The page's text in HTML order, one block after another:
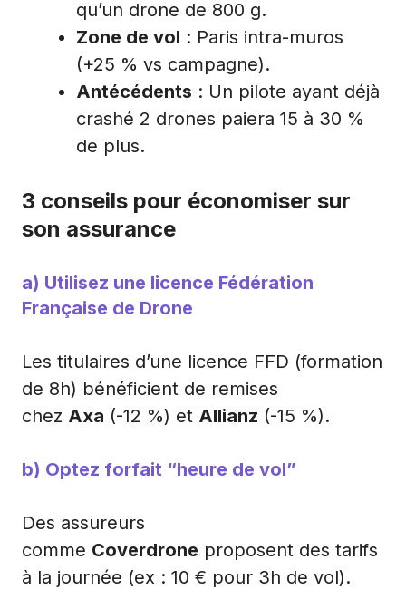
qu’un drone de 800 g.
Zone de vol : Paris intra-muros
(+25 % vs campagne).
Antécédents : Un pilote ayant déjà
crashé 2 drones paiera 15 à 30 %
de plus.
3 conseils pour économiser sur
son assurance
a) Utilisez une licence Fédération
Française de Drone
Les titulaires d’une licence FFD (formation
de 8h) bénéficient de remises
chez Axa (-12 %) et Allianz (-15 %).
b) Optez forfait “heure de vol”
Des assureurs
comme Coverdrone proposent des tarifs
à la journée (ex : 10 € pour 3h de vol).